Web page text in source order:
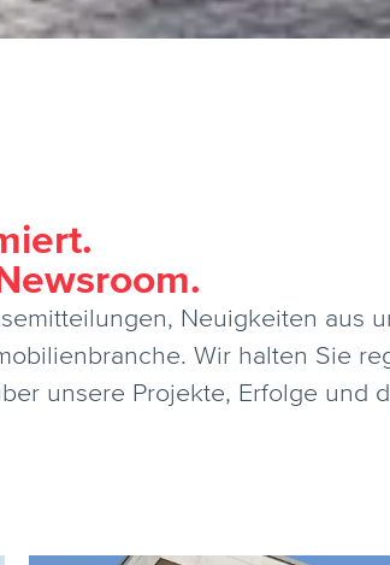
Neuigkeiten aus
Wir halten Sie
unsere Projekte, Erfolge und